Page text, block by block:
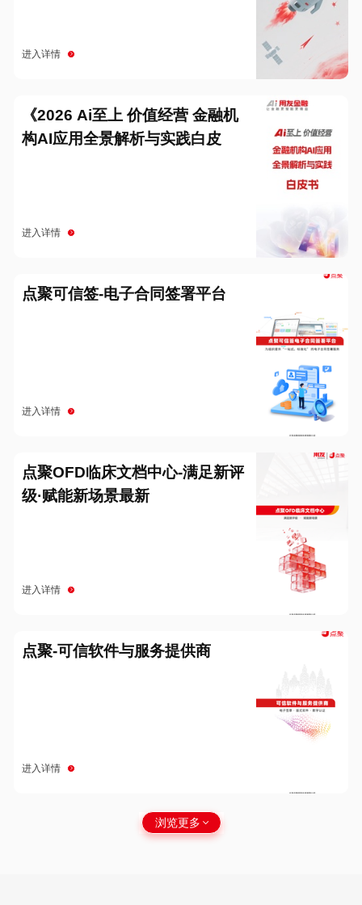
进入详情
《2026 Ai至上 价值经营 金融机
构AI应用全景解析与实践白皮
进入详情
点聚可信签-电子合同签署平台
进入详情
点聚OFD临床文档中心-满足新评
级·赋能新场景最新
进入详情
点聚-可信软件与服务提供商
进入详情
浏览更多